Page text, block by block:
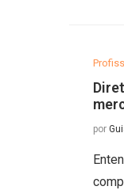
por